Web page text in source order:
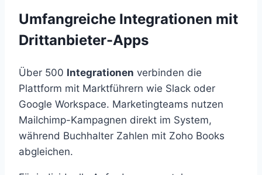
Umfangreiche Integrationen mit
Drittanbieter-Apps
Über 500 Integrationen verbinden die
Plattform mit Marktführern wie Slack oder
Google Workspace. Marketingteams nutzen
Mailchimp-Kampagnen direkt im System,
während Buchhalter Zahlen mit Zoho Books
abgleichen.